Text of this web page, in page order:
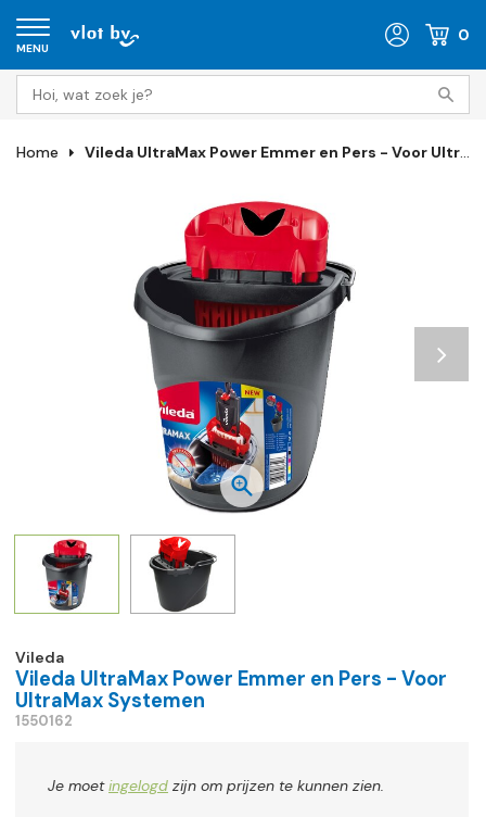
MENU
0
Home Vileda UltraMax Power Emmer en Pers - Voor UltraMax Systemen
Vileda
Vileda UltraMax Power Emmer en Pers - Voor
UltraMax Systemen
1550162
Je moetingelogd zijn om prijzen te kunnen zien.